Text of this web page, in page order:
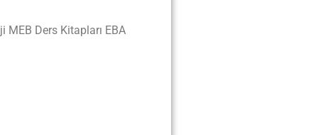
Ders Kitapları EBA